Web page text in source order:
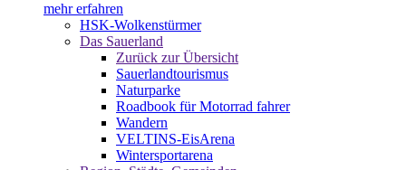
mehr erfahren
HSK-Wolkenstürmer
Das Sauerland
Zurück zur Übersicht
Sauerlandtourismus
Naturparke
Roadbook für Motorrad fahrer
Wandern
VELTINS-EisArena
Wintersportarena